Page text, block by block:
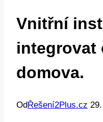
Vnitřní
integrovat
domova.
Od Řešení2Plus.cz